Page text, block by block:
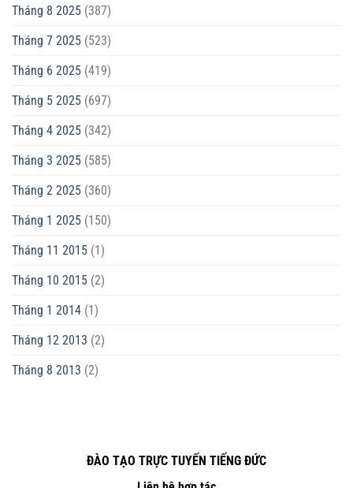
Tháng 8 2025 (387)
Tháng 7 2025 (523)
Tháng 6 2025 (419)
Tháng 5 2025 (697)
Tháng 4 2025 (342)
Tháng 3 2025 (585)
Tháng 2 2025 (360)
Tháng 1 2025 (150)
Tháng 11 2015 (1)
Tháng 10 2015 (2)
Tháng 1 2014 (1)
Tháng 12 2013 (2)
Tháng 8 2013 (2)
ĐÀO TẠO TRỰC TUYẾN TIẾNG ĐỨC